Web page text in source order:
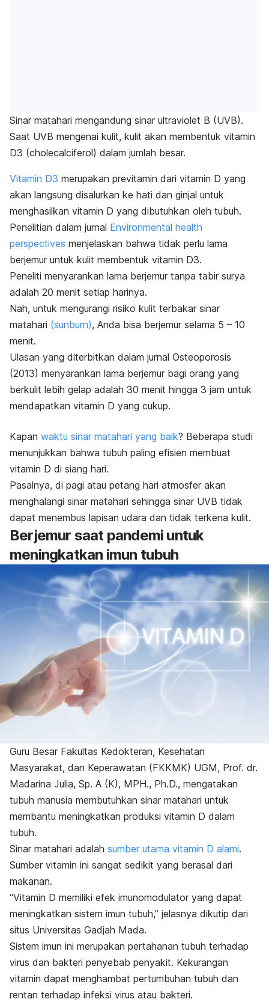
Sinar matahari mengandung sinar ultraviolet B (UVB).
Saat UVB mengenai kulit, kulit akan membentuk vitamin
D3 (cholecalciferol) dalam jumlah besar.
Vitamin D3 merupakan previtamin dari vitamin D yang
akan langsung disalurkan ke hati dan ginjal untuk
menghasilkan vitamin D yang dibutuhkan oleh tubuh.
Penelitian dalam jurnal Environmental health
perspectives menjelaskan bahwa tidak perlu lama
berjemur untuk kulit membentuk vitamin D3.
Peneliti menyarankan lama berjemur tanpa tabir surya
adalah 20 menit setiap harinya.
Nah, untuk mengurangi risiko kulit terbakar sinar
matahari (sunburn), Anda bisa berjemur selama 5 – 10
menit.
Ulasan yang diterbitkan dalam jurnal Osteoporosis
(2013) menyarankan lama berjemur bagi orang yang
berkulit lebih gelap adalah 30 menit hingga 3 jam untuk
mendapatkan vitamin D yang cukup.
Kapan waktu sinar matahari yang baik? Beberapa studi
menunjukkan bahwa tubuh paling efisien membuat
vitamin D di siang hari.
Pasalnya, di pagi atau petang hari atmosfer akan
menghalangi sinar matahari sehingga sinar UVB tidak
dapat menembus lapisan udara dan tidak terkena kulit.
Berjemur saat pandemi untuk
meningkatkan imun tubuh
Guru Besar Fakultas Kedokteran, Kesehatan
Masyarakat, dan Keperawatan (FKKMK) UGM, Prof. dr.
Madarina Julia, Sp. A (K), MPH., Ph.D., mengatakan
tubuh manusia membutuhkan sinar matahari untuk
membantu meningkatkan produksi vitamin D dalam
tubuh.
Sinar matahari adalah sumber utama vitamin D alami.
Sumber vitamin ini sangat sedikit yang berasal dari
makanan.
“Vitamin D memiliki efek imunomodulator yang dapat
meningkatkan sistem imun tubuh,” jelasnya dikutip dari
situs Universitas Gadjah Mada.
Sistem imun ini merupakan pertahanan tubuh terhadap
virus dan bakteri penyebab penyakit. Kekurangan
vitamin dapat menghambat pertumbuhan tubuh dan
rentan terhadap infeksi virus atau bakteri.